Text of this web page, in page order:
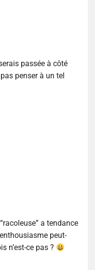
passée à côté
penser à un tel
a tendance
peut-
n’est-ce pas ?